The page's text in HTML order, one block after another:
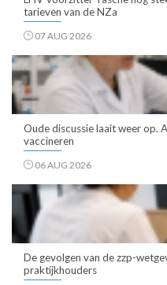
tarieven van de NZa
07 AUG 2026
Oude discussie laait weer op.
vaccineren
06 AUG 2026
De gevolgen van de zzp-
praktijkhouders